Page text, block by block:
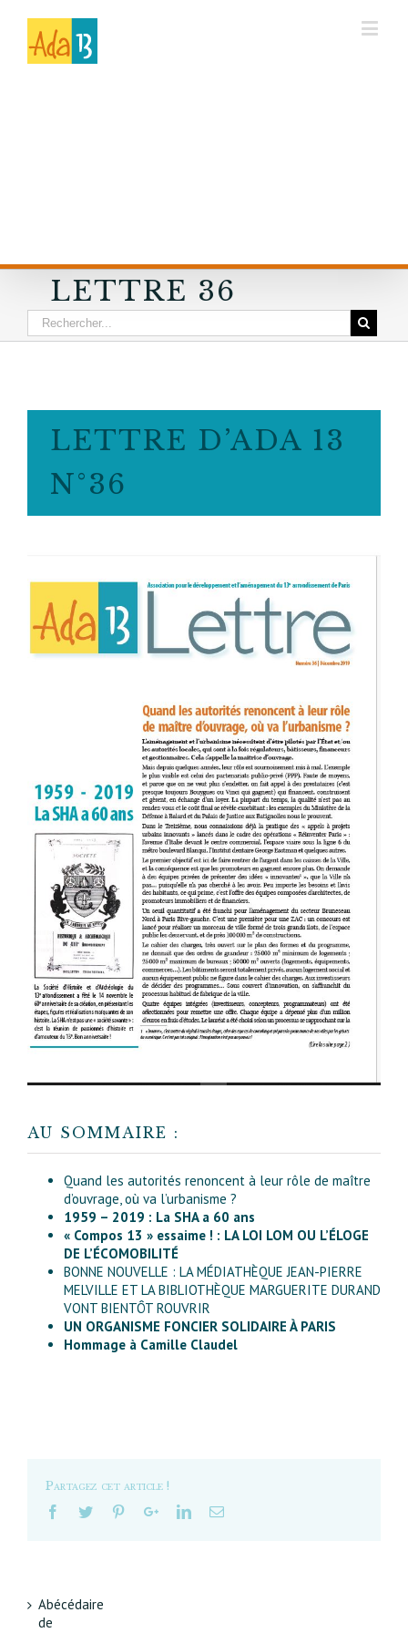
LETTRE 36
LETTRE D’ADA 13
N°36
AU SOMMAIRE :
Quand les autorités renoncent à leur rôle de maître
d’ouvrage, où va l’urbanisme ?
1959 – 2019 : La SHA a 60 ans
« Compos 13 » essaime ! : LA LOI LOM OU L’ÉLOGE
DE L’ÉCOMOBILITÉ
BONNE NOUVELLE : LA MÉDIATHÈQUE JEAN-PIERRE
MELVILLE ET LA BIBLIOTHÈQUE MARGUERITE DURAND
VONT BIENTÔT ROUVRIR
UN ORGANISME FONCIER SOLIDAIRE À PARIS
Hommage à Camille Claudel
Partagez cet article !
Abécédaire
de